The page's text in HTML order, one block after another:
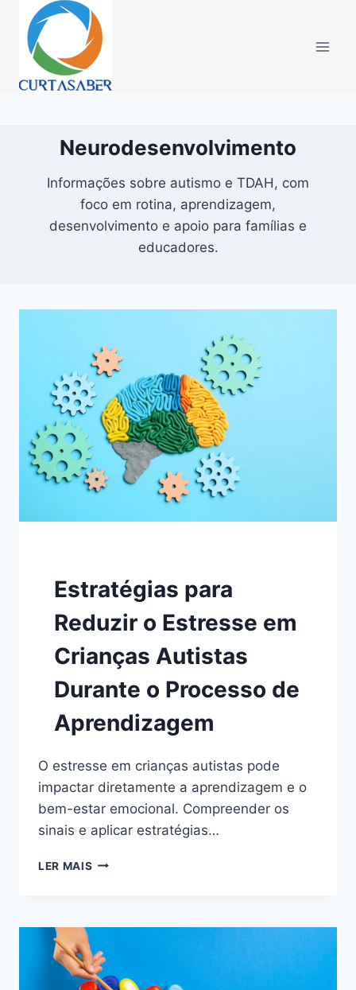
para
Conteúdo
Neurodesenvolvimento
Informações sobre autismo e TDAH, com
foco em rotina, aprendizagem,
desenvolvimento e apoio para famílias e
educadores.
Estratégias para
Reduzir o Estresse em
Crianças Autistas
Durante o Processo de
Aprendizagem
O estresse em crianças autistas pode
impactar diretamente a aprendizagem e o
bem-estar emocional. Compreender os
sinais e aplicar estratégias…
LER MAIS ESTRATÉGIAS
ESTRESSE
CRIANÇAS
AUTISTAS